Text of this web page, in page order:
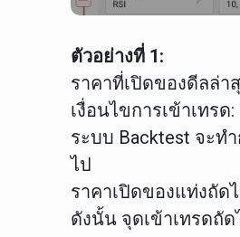
ตัวอย่างที่ 1:
ราคาที่เปิดของดีลล่า
เงื่อนไขการเข้าเทรด:
ระบบ Backtest จะท
ไป
ราคาเปิดของแท่งถัด
ดังนั้น จุดเข้าเทรดถัด